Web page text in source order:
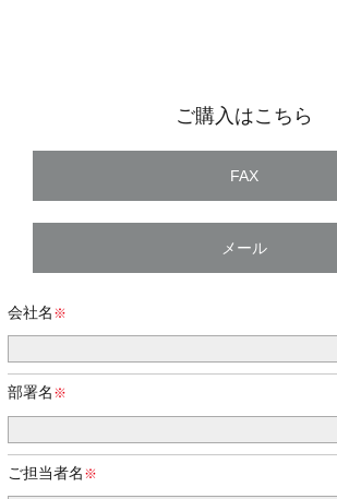
ご購入はこちら
FAX
メール
会社名
部署名
ご担当者名